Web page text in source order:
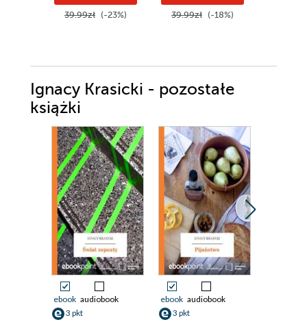
39.99zł (-23%) 39.99zł (-18%)
Ignacy Krasicki - pozostałe
książki
ebook audiobook
3 pkt
ebook audiobook
3 pkt